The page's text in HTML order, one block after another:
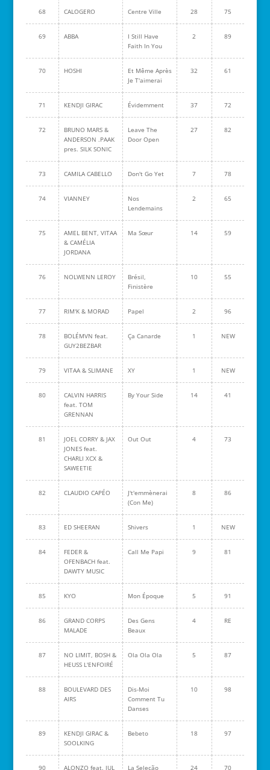
68 CALOGERO Centre Ville 28 75
69 ABBA
I Still Have
Faith In You
2 89
70 HOSHI
Et Même Après
Je T'aimerai
32 61
71 KENDJI GIRAC Évidemment 37 72
72
BRUNO MARS &
ANDERSON .PAAK
pres. SILK SONIC
Leave The
Door Open
27 82
73 CAMILA CABELLO Don't Go Yet 7 78
74 VIANNEY
Nos
Lendemains
2 65
75
AMEL BENT, VITAA
& CAMÉLIA
JORDANA
Ma Sœur 14 59
76 NOLWENN LEROY
Brésil,
Finistère
10 55
77 RIM'K & MORAD Papel 2 96
78
BOLÉMVN feat.
GUY2BEZBAR
Ça Canarde 1 NEW
79 VITAA & SLIMANE XY 1 NEW
80
CALVIN HARRIS
feat. TOM
GRENNAN
By Your Side 14 41
81
JOEL CORRY & JAX
JONES feat.
CHARLI XCX &
SAWEETIE
Out Out 4 73
82 CLAUDIO CAPÉO
J't'emmènerai
(Con Me)
8 86
83 ED SHEERAN Shivers 1 NEW
84
FEDER &
OFENBACH feat.
DAWTY MUSIC
Call Me Papi 9 81
85 KYO Mon Époque 5 91
86
GRAND CORPS
MALADE
Des Gens
Beaux
4 RE
87
NO LIMIT, BOSH &
HEUSS L'ENFOIRÉ
Ola Ola Ola 5 87
88
BOULEVARD DES
AIRS
Dis-Moi
Comment Tu
Danses
10 98
89
KENDJI GIRAC &
SOOLKING
Bebeto 18 97
90 ALONZO feat. JUL La Seleção 24 70